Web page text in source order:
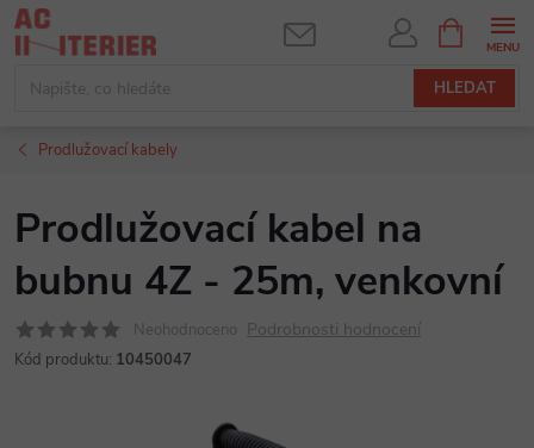
Přejít
na
HLEDAT
NÁKUPNÍ
KOŠÍK
Prodlužovací kabely
Prodlužovací kabel na
bubnu 4Z - 25m, venkovní
Neohodnoceno Podrobnosti hodnocení
Kód produktu: 10450047